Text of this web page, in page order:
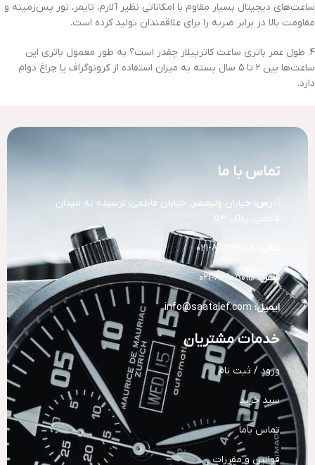
ساعت‌های دیجیتال بسیار مقاوم با امکاناتی نظیر آلارم، تایمر، نور پس‌زمینه و
مقاومت بالا در برابر ضربه را برای علاقمندان تولید کرده است.
۴. طول عمر باتری ساعت‌ کاترپیلار چقدر است؟ به طور معمول باتری این
ساعت‌ها بین ۲ تا ۵ سال بسته به میزان استفاده از کرونوگراف یا چراغ دوام
دارد.
تماس با ما
رس: خیابان ولیعصر، خیابان فاطمی، نرسیده به میدان
فاطمی، پلاک 53
تلفن:82805015-021
ایمیل: info@saatalef.com
خدمات مشتریان
ورود / ثبت نام
سبد خرید
تماس باما
قوانین و مقررات